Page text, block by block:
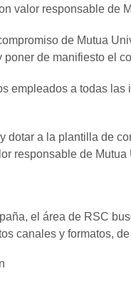
valor responsable de
de Mutua
de manifiesto el
empleados a todas
dotar a la plantilla de
responsable de
el área de RSC
canales y formatos,